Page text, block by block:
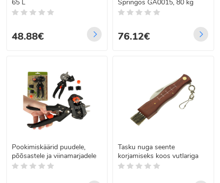
65 L
48.88€
Springos GA0015, 80 kg
76.12€
Pookimiskäärid puudele,
põõsastele ja viinamarjadele
Tasku nuga seente
korjamiseks koos vutlariga